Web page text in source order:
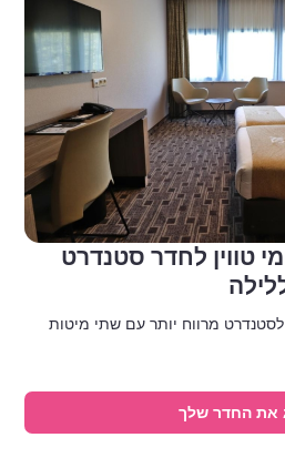
טווין לחדר סטנדרט
מרווח יותר עם שתי מיטות
את החדר שלך